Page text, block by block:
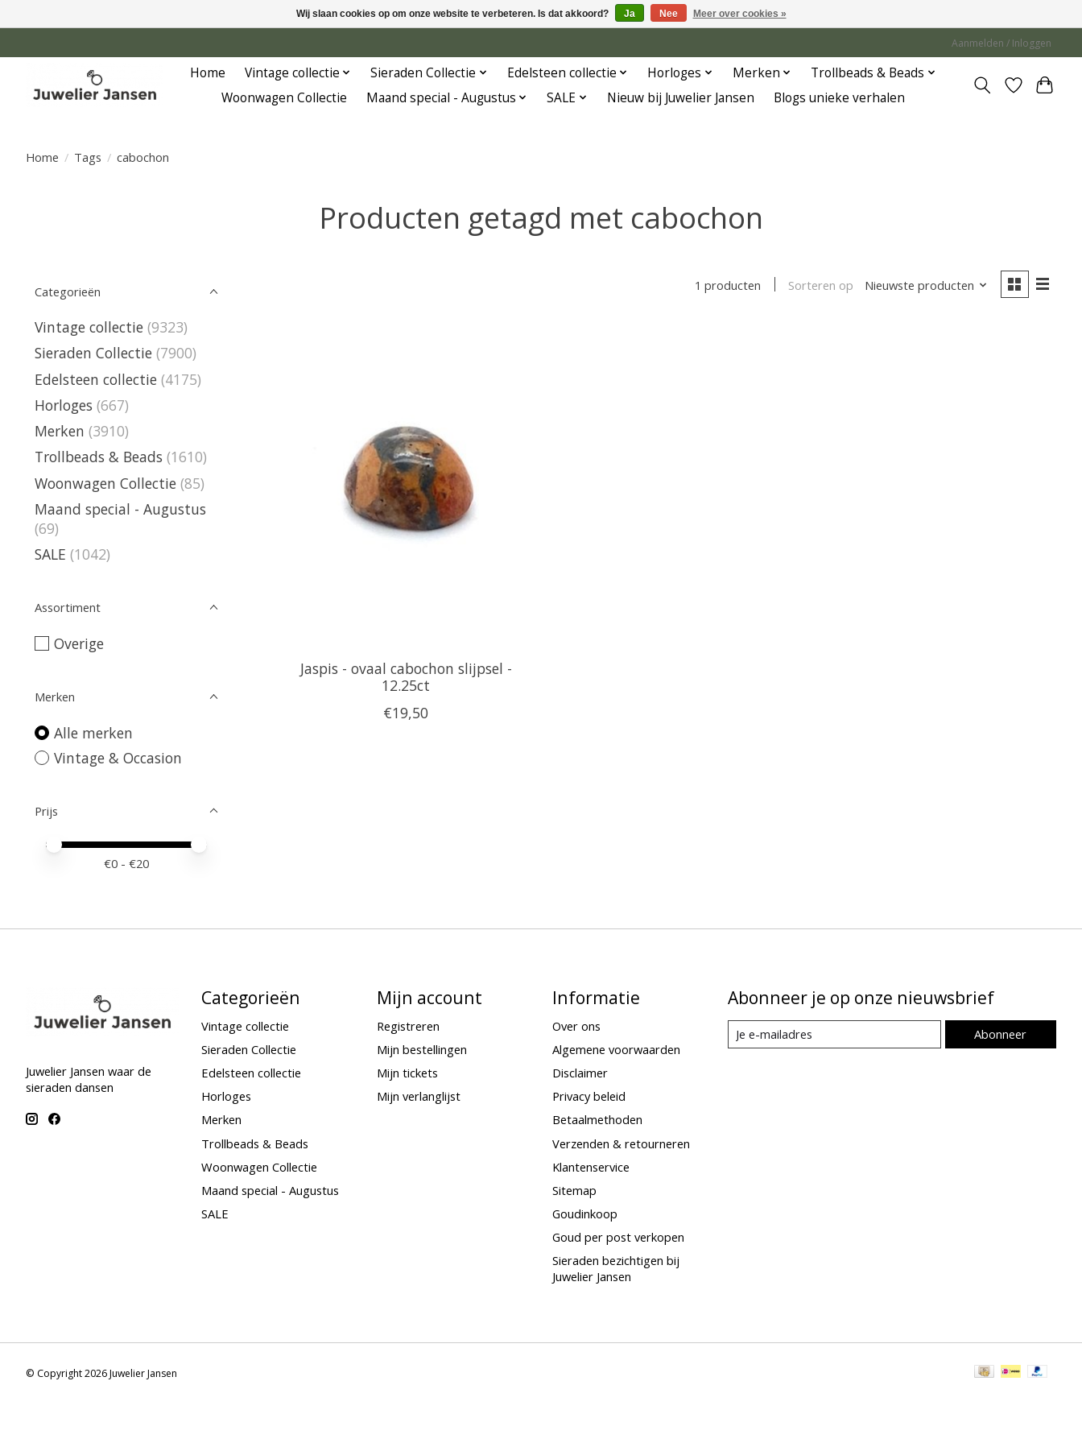
Aanmelden / Inloggen
Home Vintage collectie Sieraden Collectie Edelsteen collectie Horloges Merken
Trollbeads & Beads
Woonwagen Collectie
Maand special - Augustus SALE Nieuw bij Juwelier Jansen Blogs unieke verhalen
Home / Tags / cabochon
Producten getagd met cabochon
Categorieën
Vintage collectie (9323)
Sieraden Collectie (7900)
Edelsteen collectie (4175)
Horloges (667)
Merken (3910)
Trollbeads & Beads (1610)
Woonwagen Collectie (85)
Maand special - Augustus
(69)
SALE (1042)
Assortiment
Overige
Merken
Alle merken
Vintage & Occasion
Prijs
Minimale prijswaarde
Price maximum value
€0 - €20
1 producten Sorteren op Nieuwste producten
Jaspis - ovaal cabochon slijpsel -
12.25ct
€19,50
Juwelier Jansen waar de
sieraden dansen
Categorieën
Vintage collectie
Sieraden Collectie
Edelsteen collectie
Horloges
Merken
Trollbeads & Beads
Woonwagen Collectie
Maand special - Augustus
SALE
Mijn account
Registreren
Mijn bestellingen
Mijn tickets
Mijn verlanglijst
Informatie
Over ons
Algemene voorwaarden
Disclaimer
Privacy beleid
Betaalmethoden
Verzenden & retourneren
Klantenservice
Sitemap
Goudinkoop
Goud per post verkopen
Sieraden bezichtigen bij
Juwelier Jansen
Abonneer je op onze nieuwsbrief
Abonneer
© Copyright 2026 Juwelier Jansen
Wij slaan cookies op om onze website te verbeteren. Is dat akkoord? Ja Nee Meer over cookies »